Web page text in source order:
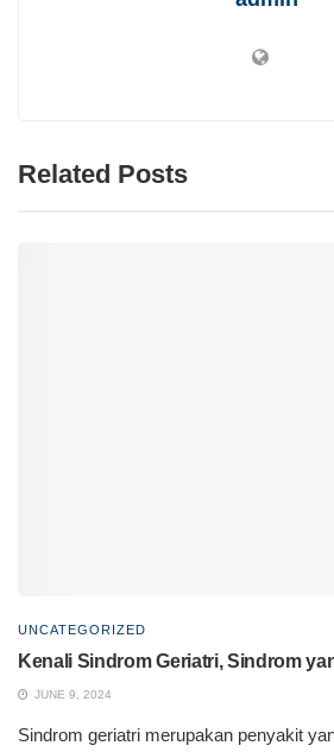
Related Posts
UNCATEGORIZED
Kenali Sindrom Geriatri, Sindrom
JUNE 9, 2024
Sindrom geriatri merupakan penyakit